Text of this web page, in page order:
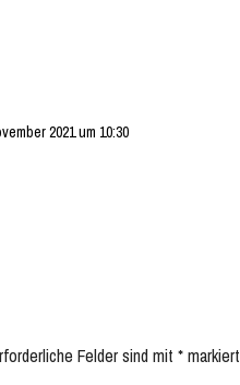
2021 um 10:30
Felder sind mit *markiert